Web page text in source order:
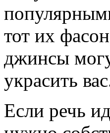
тот их
джинсы
украсить
Если речь